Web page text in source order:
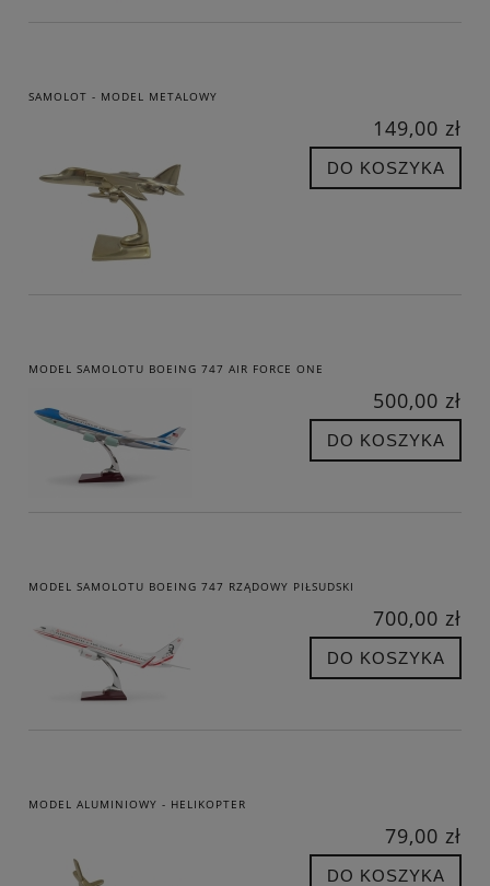
SAMOLOT - MODEL METALOWY
149,00 zł
DO KOSZYKA
MODEL SAMOLOTU BOEING 747 AIR FORCE ONE
500,00 zł
DO KOSZYKA
MODEL SAMOLOTU BOEING 747 RZĄDOWY PIŁSUDSKI
700,00 zł
DO KOSZYKA
MODEL ALUMINIOWY - HELIKOPTER
79,00 zł
DO KOSZYKA